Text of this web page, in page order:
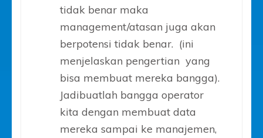
tidak benar maka
management/atasan juga akan
berpotensi tidak benar. (ini
menjelaskan pengertian yang
bisa membuat mereka bangga).
Jadibuatlah bangga operator
kita dengan membuat data
mereka sampai ke manajemen,